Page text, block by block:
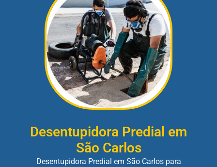
Desentupidora Predial em
São Carlos
Desentupidora Predial em São Carlos para